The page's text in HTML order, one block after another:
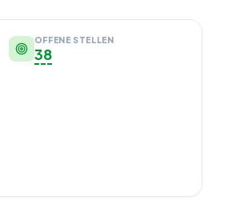
OFFENE STELLEN
38